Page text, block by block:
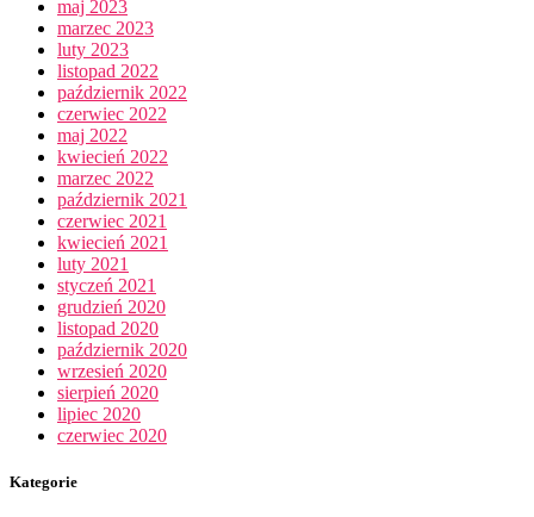
maj 2023
marzec 2023
luty 2023
listopad 2022
październik 2022
czerwiec 2022
maj 2022
kwiecień 2022
marzec 2022
październik 2021
czerwiec 2021
kwiecień 2021
luty 2021
styczeń 2021
grudzień 2020
listopad 2020
październik 2020
wrzesień 2020
sierpień 2020
lipiec 2020
czerwiec 2020
Kategorie